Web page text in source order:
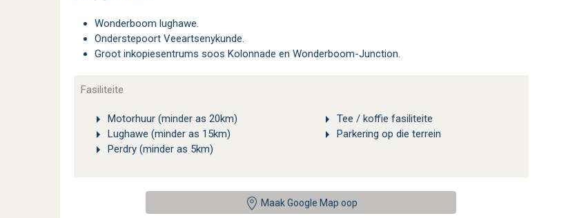
Wonderboom lughawe.
Onderstepoort Veeartsenykunde.
Groot inkopiesentrums soos Kolonnade en Wonderboom-Junction.
Fasiliteite
Motorhuur (minder as 20km)
Lughawe (minder as 15km)
Perdry (minder as 5km)
Tee / koffie fasiliteite
Parkering op die terrein
Maak Google Map oop